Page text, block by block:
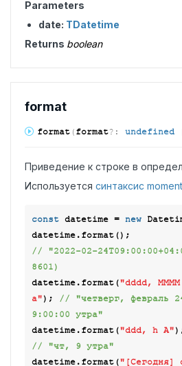
Parameters
date: TDatetime
Returns boolean
format
format (format?: undefined
Приведение к строке в
Используется синтаксис
const datetime = new
// "2022-02-
8601)
datetime.format("dddd,
a"); // "четверг, февраль
9:00:00 утра"
datetime.format("ddd, h A"
// "чт, 9 утра"
datetime.format("[Сегодня]